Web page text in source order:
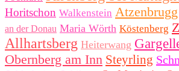
Horitschon Walkenstein Atzenbrugg
an der Donau Maria Wörth Köstenberg
Allhartsberg Heiterwang
Obernberg am Inn Steyrling